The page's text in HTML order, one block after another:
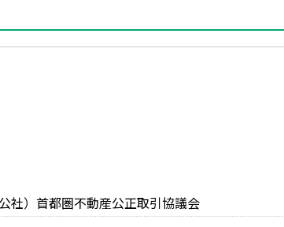
社）首都圏不動産公正取引協議会